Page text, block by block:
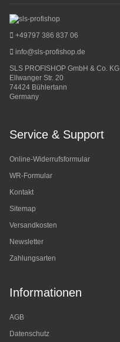
+49797 386 837 06
info@sls-profishop.de
SLS PROFISHOP GmbH & Co. KG
Ellwanger Str. 20
74424 Bühlertann
Germany
Service & Support
Online-Widerrufsformular
WR-Formular
Kontakt
Sitemap
Versandkosten
Newsletter
Zahlungsarten
Informationen
AGB
Datenschutz